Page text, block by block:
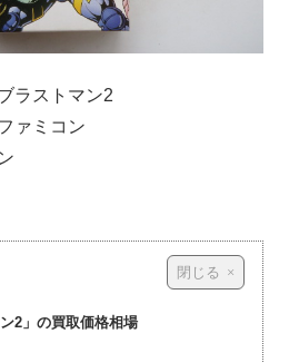
ラストマン2
ァミコン
2」の買取価格相場